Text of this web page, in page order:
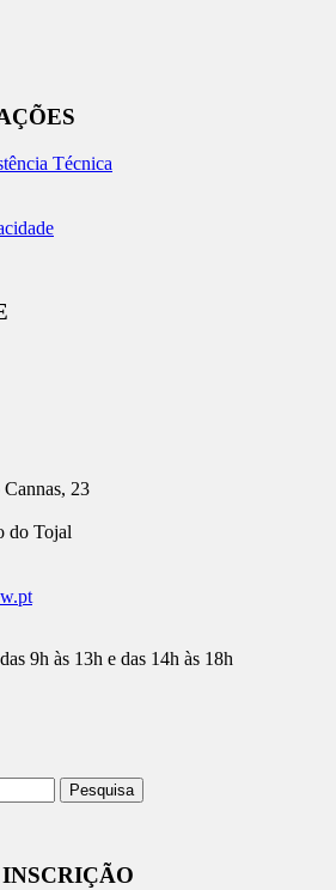
Técnica
23
do Tojal
9h às 13h e das 14h às 18h